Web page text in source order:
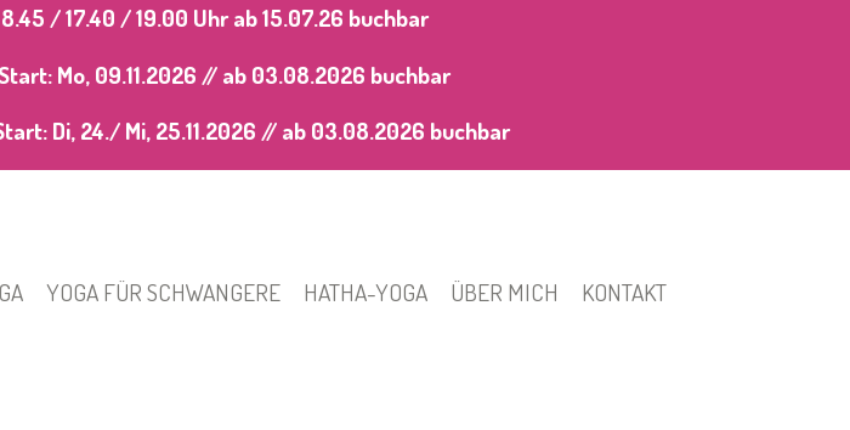
/ 17.40 / 19.00 Uhrab 15.07.26 buchbar
Mo, 09.11.2026 // ab 03.08.2026 buchbar
Di, 24./ Mi, 25.11.2026 // ab 03.08.2026 buchbar
YOGA FÜR SCHWANGERE HATHA-YOGA ÜBER MICH KONTAKT